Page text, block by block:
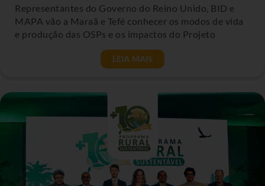
Representantes do Governo do Reino Unido, BID e
MAPA vão a Maraã e Tefé conhecer os modos de vida
e produção das OSPs e os impactos do Projeto
LEIA MAIS